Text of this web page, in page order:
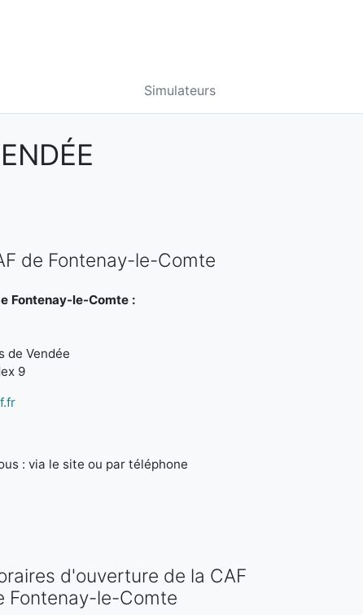
Simulateurs
de Fontenay-le-Comte
Fontenay-le-Comte :
de Vendée
9
: via le site ou par téléphone
d'ouverture de la CAF
Fontenay-le-Comte